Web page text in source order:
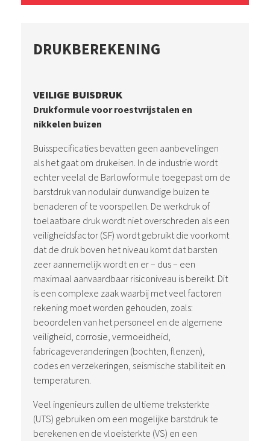
DRUKBEREKENING
VEILIGE BUISDRUK
Drukformule voor roestvrijstalen en
nikkelen buizen
Buisspecificaties bevatten geen aanbevelingen
als het gaat om drukeisen. In de industrie wordt
echter veelal de Barlowformule toegepast om de
barstdruk van nodulair dunwandige buizen te
benaderen of te voorspellen. De werkdruk of
toelaatbare druk wordt niet overschreden als een
veiligheidsfactor (SF) wordt gebruikt die voorkomt
dat de druk boven het niveau komt dat barsten
zeer aannemelijk wordt en er – dus – een
maximaal aanvaardbaar risiconiveau is bereikt. Dit
is een complexe zaak waarbij met veel factoren
rekening moet worden gehouden, zoals:
beoordelen van het personeel en de algemene
veiligheid, corrosie, vermoeidheid,
fabricageveranderingen (bochten, flenzen),
codes en verzekeringen, seismische stabiliteit en
temperaturen.
Veel ingenieurs zullen de ultieme treksterkte
(UTS) gebruiken om een mogelijke barstdruk te
berekenen en de vloeisterkte (VS) en een